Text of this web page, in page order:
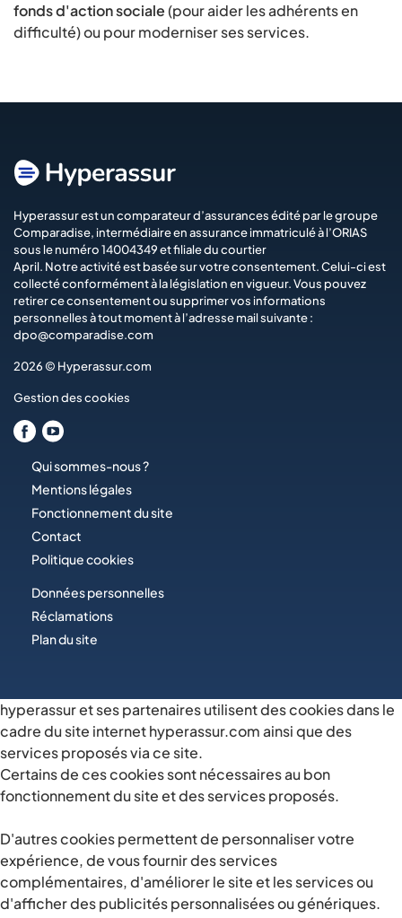
fonds d'action sociale(pour aider les adhérents en
difficulté) ou pour moderniser ses services.
Hyperassur est un comparateur d’assurances édité par le groupe
Comparadise, intermédiaire en assurance immatriculé à l’ORIAS
sous le numéro 14004349 et filiale du courtier
April. Notre activité est basée sur votre consentement. Celui-ci est
collecté conformément à la législation en vigueur. Vous pouvez
retirer ce consentement ou supprimer vos informations
personnelles à tout moment à l’adresse mail suivante :
dpo@comparadise.com
2026 © Hyperassur.com
Gestion des cookies
Qui sommes-nous ?
Mentions légales
Fonctionnement du site
Contact
Politique cookies
Données personnelles
Réclamations
Plan du site
hyperassur et ses partenaires utilisent des cookies dans le
cadre du site internet hyperassur.com ainsi que des
services proposés via ce site.
Certains de ces cookies sont nécessaires au bon
fonctionnement du site et des services proposés.
D'autres cookies permettent de personnaliser votre
expérience, de vous fournir des services
complémentaires, d'améliorer le site et les services ou
d'afficher des publicités personnalisées ou génériques.